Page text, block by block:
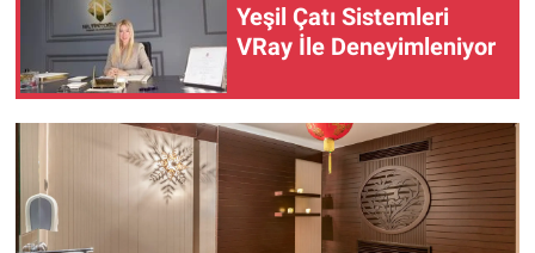
Yeşil Çatı Sistemleri
VRay İle Deneyimleniyor